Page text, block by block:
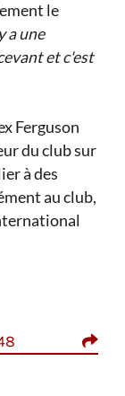
le
a une
et c'est
Ferguson
du club sur
à des
au club,